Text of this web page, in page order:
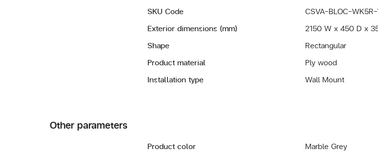
SKU Code
CSVA-BLOC-
Exterior dimensions (mm)
2150 W x 450 D x
Shape
Rectangular
Product material
Ply wood
Installation type
Wall Mount
Other parameters
Product color Marble Grey